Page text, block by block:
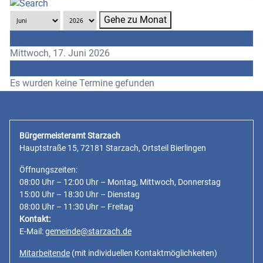
Gehe zu Monat
Mittwoch, 17. Juni 2026
Es wurden keine Termine gefunden
Bürgermeisteramt Starzach
Hauptstraße 15, 72181 Starzach, Ortsteil Bierlingen
Öffnungszeiten:
08:00 Uhr – 12:00 Uhr – Montag, Mittwoch, Donnerstag
15:00 Uhr – 18:30 Uhr – Dienstag
08:00 Uhr – 11:30 Uhr – Freitag
Kontakt:
E-Mail:gemeinde@starzach.de
Mitarbeitende (mit individuellen Kontaktmöglichkeiten)